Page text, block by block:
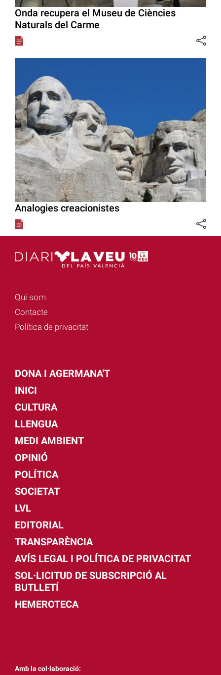
Onda recupera el Museu de Ciències
Naturals del Carme
Analogies creacionistes
Qui som
Contacte
Política de privacitat
DONA I AGERMANA'T
INICI
CULTURA
LLENGUA
MEDI AMBIENT
OPINIÓ
POLÍTICA
SOCIETAT
LVL
EDITORIAL
TRANSPARÈNCIA
AVÍS LEGAL I POLÍTICA DE PRIVACITAT
SOL·LICITUD DE SUBSCRIPCIÓ AL
BUTLLETÍ
HEMEROTECA
Amb la col·laboració: